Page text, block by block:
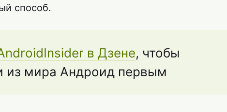
способ.
в Дзене, чтобы
из мира Андроид первым